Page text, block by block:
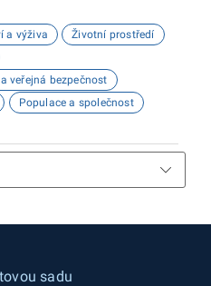
a výživa
Životní prostředí
veřejná bezpečnost
Populace a společnost
sadu